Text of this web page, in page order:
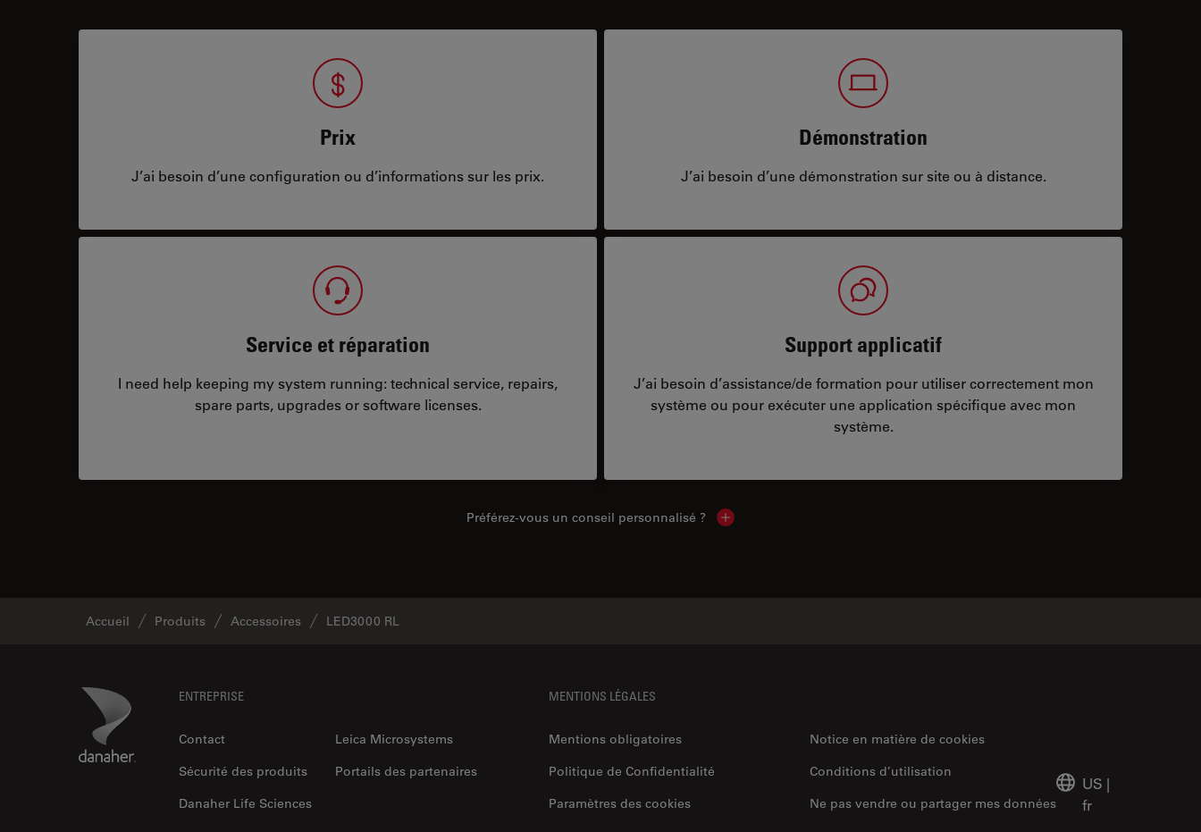
Prix
J’ai besoin d’une configuration ou d’informations sur les prix.
Démonstration
J’ai besoin d’une démonstration sur site ou à distance.
Service et réparation
I need help keeping my system running: technical service, repairs,
spare parts, upgrades or software licenses.
Support applicatif
J’ai besoin d’assistance/de formation pour utiliser correctement mon
système ou pour exécuter une application spécifique avec mon
système.
Préférez-vous un conseil personnalisé ? Show local contacts
Accueil Produits Accessoires LED3000 RL
Danaher Logo ENTREPRISE
Contact
Leica Microsystems
Sécurité des produits
Portails des partenaires
Danaher Life Sciences
MENTIONS LÉGALES
Mentions obligatoires
Notice en matière de cookies
Politique de Confidentialité
Ne pas vendre ou partager mes données
Conditions d’utilisation
Paramètres des cookies
US |
fr